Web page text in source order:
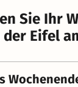
Sie Ihr
der Eifel